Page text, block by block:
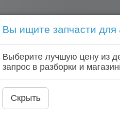
Голосовой запрос
Главная
Вы ищите запчасти для
Выберите лучшую цену из
запрос в разборки и
Скрыть